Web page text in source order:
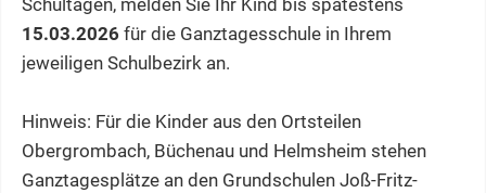
Schultagen, melden Sie Ihr Kind bis spätestens
15.03.2026 für die Ganztagesschule in Ihrem
jeweiligen Schulbezirk an.
Hinweis: Für die Kinder aus den Ortsteilen
Obergrombach, Büchenau und Helmsheim stehen
Ganztagesplätze an den Grundschulen Joß-Fritz-